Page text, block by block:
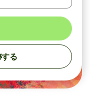
る